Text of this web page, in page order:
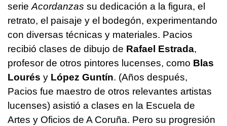
serie Acordanzas su dedicación a la figura, el
retrato, el paisaje y el bodegón, experimentando
con diversas técnicas y materiales. Pacios
recibió clases de dibujo de Rafael Estrada,
profesor de otros pintores lucenses, como Blas
Lourés y López Guntín. (Años después,
Pacios fue maestro de otros relevantes artistas
lucenses) asistió a clases en la Escuela de
Artes y Oficios de A Coruña. Pero su progresión